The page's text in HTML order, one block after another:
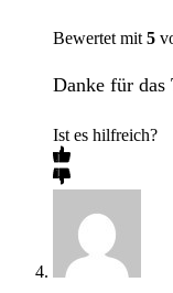
Bewertet mit 5
Danke für das
Ist es hilfreich?